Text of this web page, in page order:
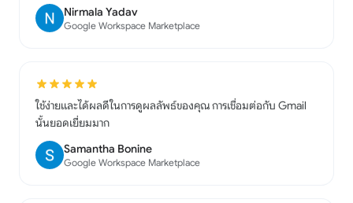
ใช้ง่ายและได้ผลดีในการดูผลลัพธ์ของคุณ การเชื่อมต่อกับ Gmail
นั้นยอดเยี่ยมมาก
Samantha Bonine